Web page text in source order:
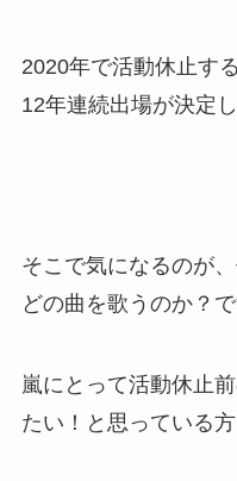
2020年で活動休止す
12年連続出場が決定し
そこで気になるのが
どの曲を歌うのか？で
嵐にとって活動休止
たい！と思っている